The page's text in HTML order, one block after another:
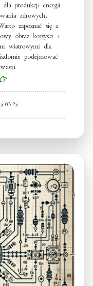
dla produkcji energii
zdrowych,
zapoznać się z
obraz korzyści i
wiatrowymi dla
podejmować
03-25